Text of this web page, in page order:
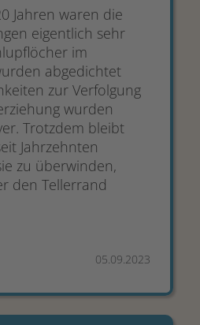
Jahren waren die
eigentlich sehr
im
abgedichtet
zur Verfolgung
wurden
Trotzdem bleibt
Jahrzehnten
zu überwinden,
den Tellerrand
05.09.2023